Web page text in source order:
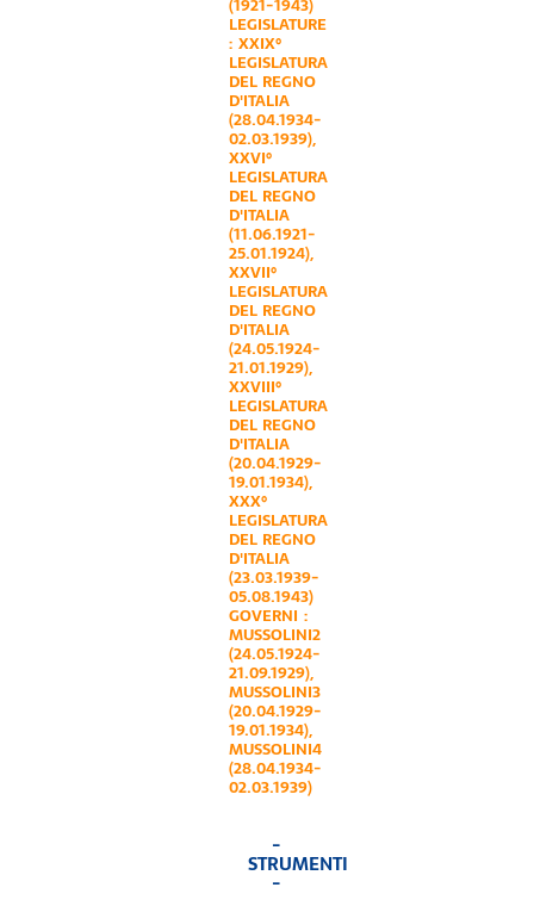
LEGISLATURE
: XXIX°
LEGISLATURA
DEL REGNO
D'ITALIA
(28.04.1934-
02.03.1939),
XXVI°
LEGISLATURA
DEL REGNO
D'ITALIA
(11.06.1921-
25.01.1924),
XXVII°
LEGISLATURA
DEL REGNO
D'ITALIA
(24.05.1924-
21.01.1929),
XXVIII°
LEGISLATURA
DEL REGNO
D'ITALIA
(20.04.1929-
19.01.1934),
XXX°
LEGISLATURA
DEL REGNO
D'ITALIA
(23.03.1939-
05.08.1943)
GOVERNI :
MUSSOLINI2
(24.05.1924-
21.09.1929),
MUSSOLINI3
(20.04.1929-
19.01.1934),
MUSSOLINI4
(28.04.1934-
02.03.1939)
-
STRUMENTI
-